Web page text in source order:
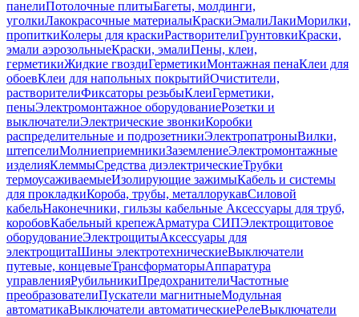
панелиПотолочные плитыБагеты, молдинги,
уголкиЛакокрасочные материалыКраскиЭмалиЛакиМорилки,
пропиткиКолеры для краскиРастворителиГрунтовкиКраски,
эмали аэрозольныеКраски, эмалиПены, клеи,
герметикиЖидкие гвоздиГерметикиМонтажная пенаКлеи для
обоевКлеи для напольных покрытийОчистители,
растворителиФиксаторы резьбыКлеиГерметики,
пеныЭлектромонтажное оборудованиеРозетки и
выключателиЭлектрические звонкиКоробки
распределительные и подрозетникиЭлектропатроныВилки,
штепселиМолниеприемникиЗаземлениеЭлектромонтажные
изделияКлеммыСредства диэлектрическиеТрубки
термоусаживаемыеИзолирующие зажимыКабель и системы
для прокладкиКороба, трубы, металлорукавСиловой
кабельНаконечники, гильзы кабельные Аксессуары для труб,
коробовКабельный крепежАрматура СИПЭлектрощитовое
оборудованиеЭлектрощитыАксессуары для
электрощитаШины электротехническиеВыключатели
путевые, концевыеТрансформаторыАппаратура
управленияРубильникиПредохранителиЧастотные
преобразователиПускатели магнитныеМодульная
автоматикаВыключатели автоматическиеРелеВыключатели